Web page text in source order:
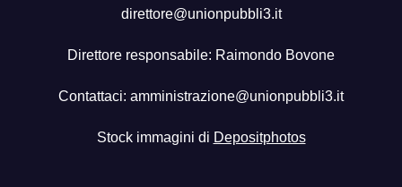
direttore@unionpubbli3.it
Direttore responsabile: Raimondo Bovone
Contattaci: amministrazione@unionpubbli3.it
Stock immagini di Depositphotos